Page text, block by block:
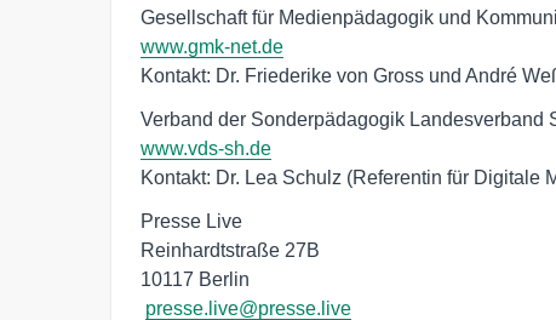
Gesellschaft für Medienpädagogik und
www.gmk-net.de
Kontakt: Dr. Friederike von Gross und André
Verband der Sonderpädagogik Landesverband
www.vds-sh.de
Kontakt: Dr. Lea Schulz (Referentin für Digitale
Presse Live
Reinhardtstraße 27B
10117 Berlin
presse.live@presse.live